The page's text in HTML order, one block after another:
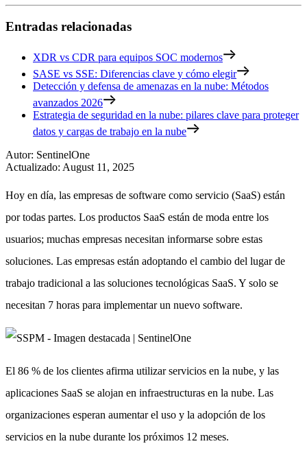
Entradas relacionadas
XDR vs CDR para equipos SOC modernos
SASE vs SSE: Diferencias clave y cómo elegir
Detección y defensa de amenazas en la nube: Métodos
avanzados 2026
Estrategia de seguridad en la nube: pilares clave para proteger
datos y cargas de trabajo en la nube
Autor: SentinelOne
Actualizado: August 11, 2025
Hoy en día, las empresas de software como servicio (SaaS) están
por todas partes. Los productos SaaS están de moda entre los
usuarios; muchas empresas necesitan informarse sobre estas
soluciones. Las empresas están adoptando el cambio del lugar de
trabajo tradicional a las soluciones tecnológicas SaaS. Y solo se
necesitan 7 horas para implementar un nuevo software.
El 86 % de los clientes afirma utilizar servicios en la nube, y las
aplicaciones SaaS se alojan en infraestructuras en la nube. Las
organizaciones esperan aumentar el uso y la adopción de los
servicios en la nube durante los próximos 12 meses.